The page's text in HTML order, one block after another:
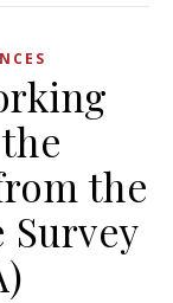
the
Survey